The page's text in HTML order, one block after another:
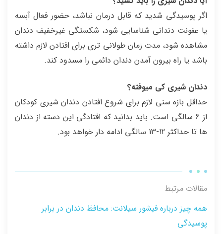
اگر پوسیدگی شدید که قابل درمان نباشد، حضور فعال آبسه
یا عفونت دندانی شناسایی شود، شکستگی غیرخفیف دندان
مشاهده شود، مدت زمان طولانی تری برای افتادن لازم داشته
باشد یا راه بیرون آمدن دندان دائمی را مسدود کند.
دندان شیری کی میوفته؟
حداقل بازه سنی لازم برای شروع افتادن دندان شیری کودکان
از 6 سالگی است. باید بدانید که افتادگی این دسته از دندان
ها تا حداکثر 12-13 سالگی ادامه دار خواهد بود.
مقالات مرتبط
همه چیز درباره فیشور سیلانت: محافظ دندان در برابر
پوسیدگی